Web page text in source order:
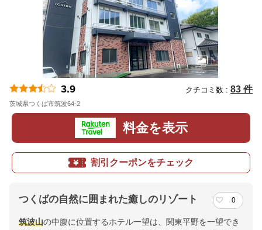
3.9 クチコミ数 : 83 件
茨城県つくば市筑波64-2
料金を表示
割引クーポンをチェック
つくばの自然に囲まれた癒しのリゾート 0
筑波山の中腹に位置するホテル一望は、関東平野を一望でき